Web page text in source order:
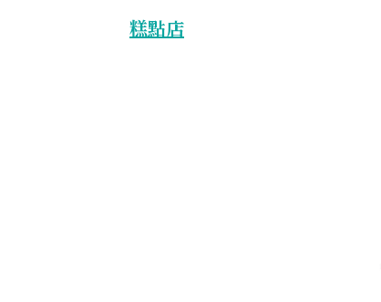
糕點店